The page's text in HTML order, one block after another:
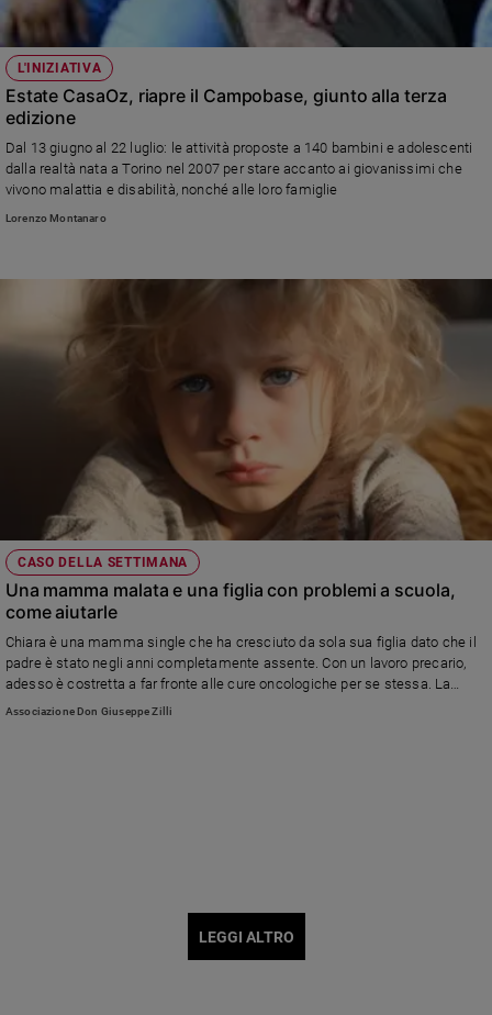
L'INIZIATIVA
Estate CasaOz, riapre il Campobase, giunto alla terza
edizione
Dal 13 giugno al 22 luglio: le attività proposte a 140 bambini e adolescenti
dalla realtà nata a Torino nel 2007 per stare accanto ai giovanissimi che
vivono malattia e disabilità, nonché alle loro famiglie
Lorenzo Montanaro
CASO DELLA SETTIMANA
Una mamma malata e una figlia con problemi a scuola,
come aiutarle
Chiara è una mamma single che ha cresciuto da sola sua figlia dato che il
padre è stato negli anni completamente assente. Con un lavoro precario,
adesso è costretta a far fronte alle cure oncologiche per se stessa. La
condizione economica si è aggravata da quando la figlia 16enne ha
Associazione Don Giuseppe Zilli
LEGGI ALTRO